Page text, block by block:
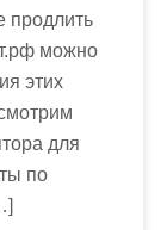
продлить
можно
этих
для
по